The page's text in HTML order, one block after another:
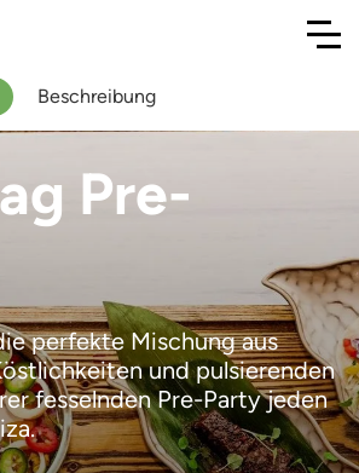
Pre-
perfekte Mischung aus
und pulsierenden
fesselnden Pre-Party jeden
Beschreibung